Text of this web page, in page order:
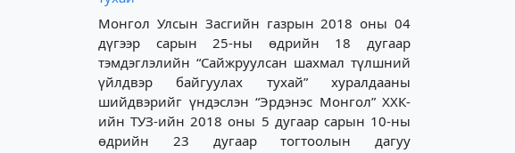
Монгол Улсын Засгийн газрын 2018 оны 04
дүгээр сарын 25-ны өдрийн 18 дугаар
тэмдэглэлийн “Сайжруулсан шахмал түлшний
үйлдвэр байгуулах тухай” хуралдааны
шийдвэрийг үндэслэн “Эрдэнэс Монгол” ХХК-
ийн ТУЗ-ийн 2018 оны 5 дугаар сарын 10-ны
өдрийн 23 дугаар тогтоолын дагуу